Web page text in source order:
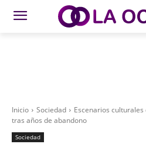
Inicio Sociedad
Escenarios
tras años de abandono
Sociedad